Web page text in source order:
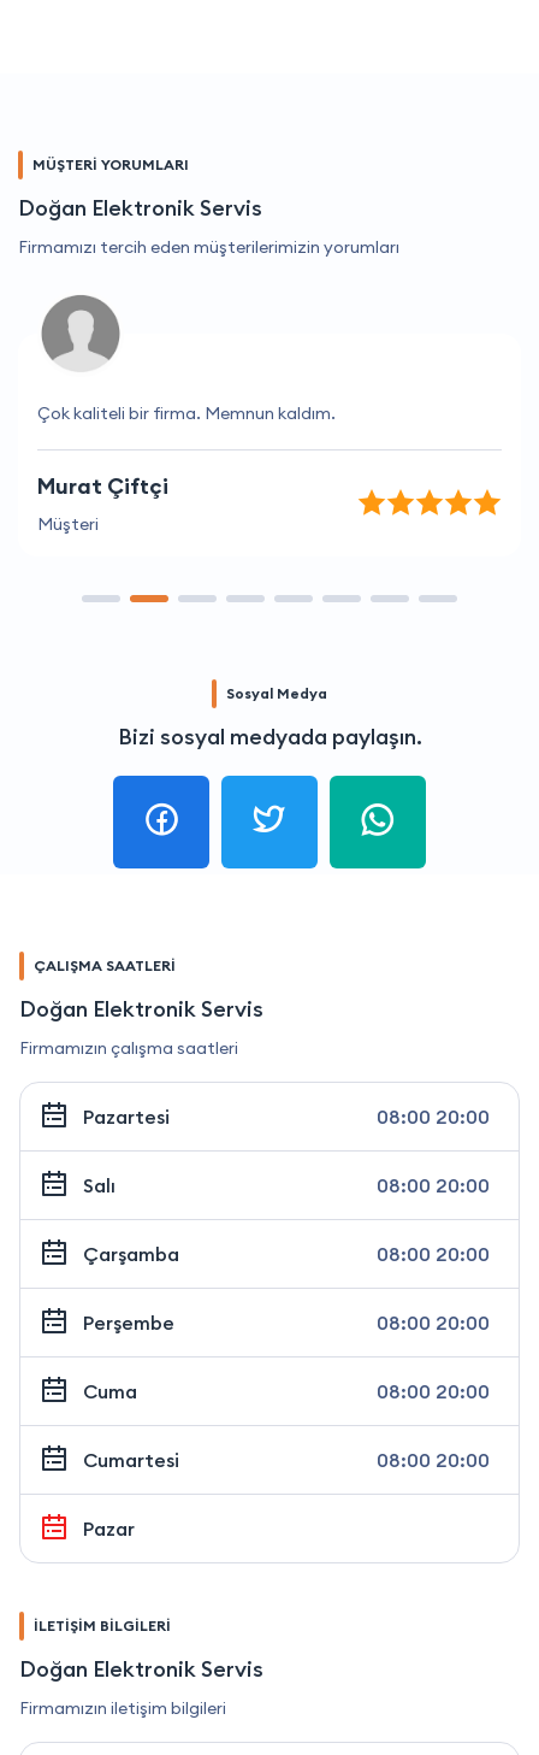
MÜŞTERİ YORUMLARI
Doğan Elektronik Servis
Firmamızı tercih eden müşterilerimizin yorumları
Çok kaliteli bir firma. Memnun kaldım.
Murat Çiftçi
Müşteri
Sosyal Medya
Bizi sosyal medyada paylaşın.
ÇALIŞMA SAATLERİ
Doğan Elektronik Servis
Firmamızın çalışma saatleri
Pazartesi 08:00 20:00
Salı 08:00 20:00
Çarşamba 08:00 20:00
Perşembe 08:00 20:00
Cuma 08:00 20:00
Cumartesi 08:00 20:00
Pazar
İLETİŞİM BİLGİLERİ
Doğan Elektronik Servis
Firmamızın iletişim bilgileri